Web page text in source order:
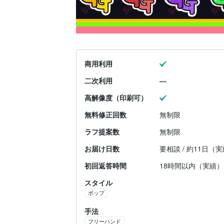
商用利用
二次利用
高解像度（印刷可）
無料修正回数
無制限
ラフ提案数
無制限
お届け日数
要相談 / 約11日（
初回返答時間
18時間以内（実績）
スタイル
ポップ
手法
フリーハンド